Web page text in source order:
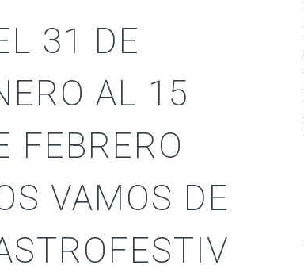
31 DE
AL 15
FEBRERO
VAMOS DE